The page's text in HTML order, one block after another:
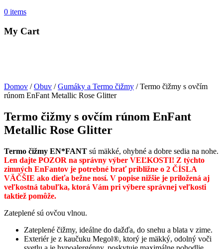
0 items
My Cart
Domov /Obuv /Gumáky a Termo čižmy / Termo čižmy s ovčím
rúnom EnFant Metallic Rose Glitter
Termo čižmy s ovčím rúnom EnFant
Metallic Rose Glitter
Termo čižmy EN*FANT sú mäkké, ohybné a dobre sedia na nohe.
Len dajte POZOR na správny výber VEĽKOSTI! Z týchto
zimných EnFantov je potrebné brať približne o 2 ČÍSLA
VÄČŠIE ako dieťa bežne nosí. V popise nižšie je priložená aj
veľkostná tabuľka, ktorá Vám pri výbere správnej veľkosti
taktiež pomôže.
Zateplené sú ovčou vlnou.
Zateplené čižmy, ideálne do dažďa, do snehu a blata v zime.
Exteriér je z kaučuku Megol®, ktorý je mäkký, odolný voči